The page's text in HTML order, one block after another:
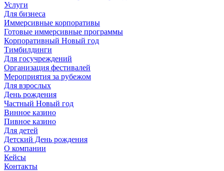
Услуги
Для бизнеса
Иммерсивные корпоративы
Готовые иммерсивные программы
Корпоративный Новый год
Тимбилдинги
Для госучреждений
Организация фестивалей
Мероприятия за рубежом
Для взрослых
День рождения
Частный Новый год
Винное казино
Пивное казино
Для детей
Детский День рождения
О компании
Кейсы
Контакты